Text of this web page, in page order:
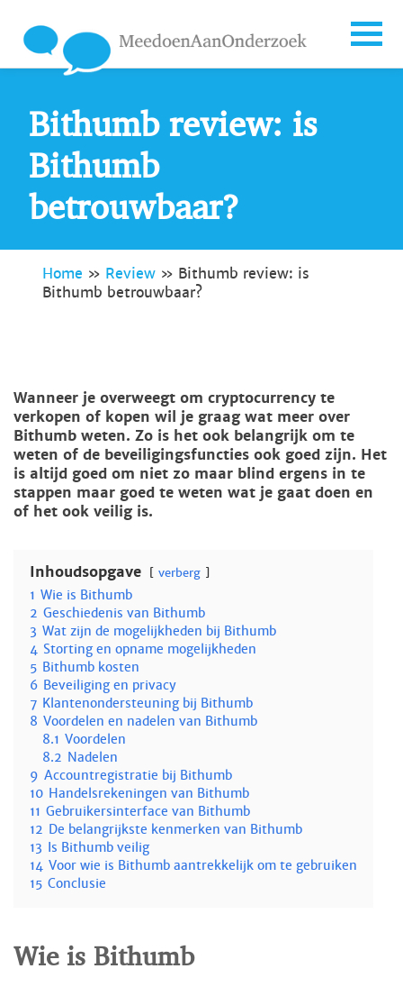
Bithumb review: is
Bithumb
betrouwbaar?
Home » Review » Bithumb review: is
Bithumb betrouwbaar?
Wanneer je overweegt om cryptocurrency te
verkopen of kopen wil je graag wat meer over
Bithumb weten. Zo is het ook belangrijk om te
weten of de beveiligingsfuncties ook goed zijn. Het
is altijd goed om niet zo maar blind ergens in te
stappen maar goed te weten wat je gaat doen en
of het ook veilig is.
Inhoudsopgave verberg
1 Wie is Bithumb
2 Geschiedenis van Bithumb
3 Wat zijn de mogelijkheden bij Bithumb
4 Storting en opname mogelijkheden
5 Bithumb kosten
6 Beveiliging en privacy
7 Klantenondersteuning bij Bithumb
8 Voordelen en nadelen van Bithumb
8.1 Voordelen
8.2 Nadelen
9 Accountregistratie bij Bithumb
10 Handelsrekeningen van Bithumb
11 Gebruikersinterface van Bithumb
12 De belangrijkste kenmerken van Bithumb
13 Is Bithumb veilig
14 Voor wie is Bithumb aantrekkelijk om te gebruiken
15 Conclusie
Wie is Bithumb